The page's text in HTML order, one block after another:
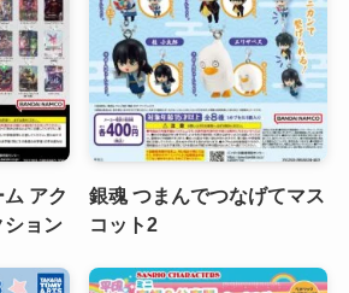
アク
ション
銀魂 つまんでつなげてマス
コット2